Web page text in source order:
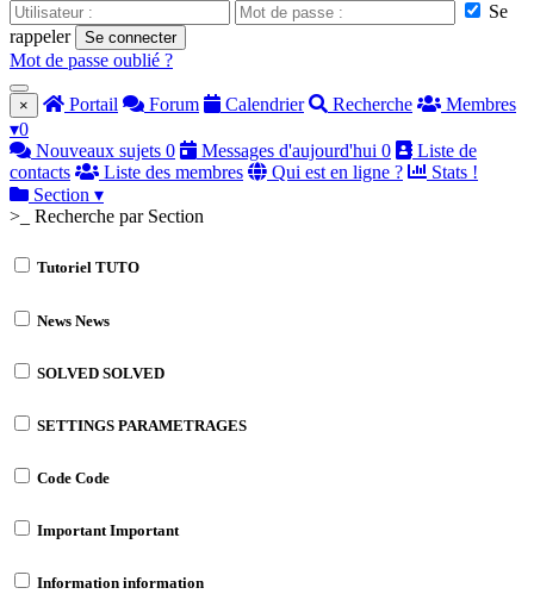
Se
rappeler
Se connecter
Mot de passe oublié ?
× Portail Forum Calendrier Recherche
Membres
▾0
Nouveaux sujets 0 Messages d'aujourd'hui 0
Liste de
contacts
Liste des membres Qui est en ligne ?
Stats !
Section ▾
>_ Recherche par Section
Tutoriel TUTO
News News
SOLVED SOLVED
SETTINGS PARAMETRAGES
Code Code
ImportantImportant
Information information